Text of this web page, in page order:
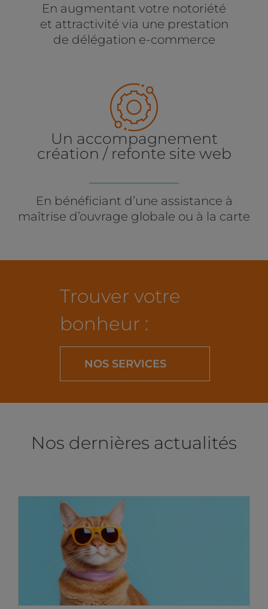
En augmentant votre notoriété
et attractivité via une prestation
de délégation e-commerce
Un accompagnement
création / refonte site web
En bénéficiant d’une assistance à
maîtrise d’ouvrage globale ou à la carte
Trouver votre
bonheur :
NOS SERVICES
Nos dernières actualités
Les actualités du
Marketing Digital du mois
de juillet 2026
News de l'équipe